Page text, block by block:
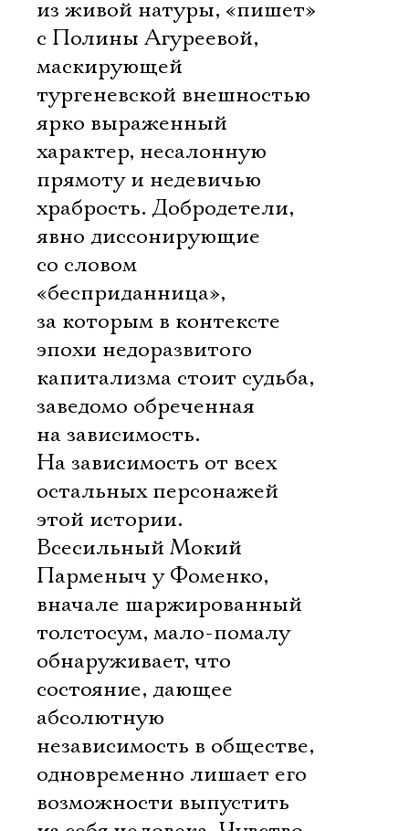
из живой натуры, «пишет»
с Полины Агуреевой,
маскирующей
тургеневской внешностью
ярко выраженный
характер, несалонную
прямоту и недевичью
храбрость. Добродетели,
явно диссонирующие
со словом
«бесприданница»,
за которым в контексте
эпохи недоразвитого
капитализма стоит судьба,
заведомо обреченная
на зависимость.
На зависимость от всех
остальных персонажей
этой истории.
Всесильный Мокий
Парменыч у Фоменко,
вначале шаржированный
толстосум, мало-помалу
обнаруживает, что
состояние, дающее
абсолютную
независимость в обществе,
одновременно лишает его
возможности выпустить